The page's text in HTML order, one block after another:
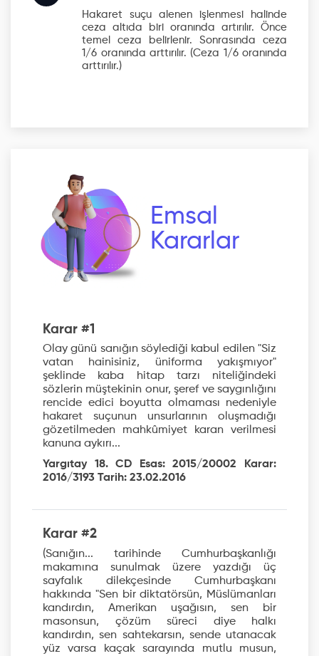
Hakaret suçu alenen işlenmesi halinde
ceza altıda biri oranında artırılır. Önce
temel ceza belirlenir. Sonrasında ceza
1/6 oranında arttırılır. (Ceza 1/6 oranında
arttırılır.)
Emsal
Kararlar
Karar #1
Olay günü sanığın söylediği kabul edilen "Siz
vatan hainisiniz, üniforma yakışmıyor"
şeklinde kaba hitap tarzı niteliğindeki
sözlerin müştekinin onur, şeref ve saygınlığını
rencide edici boyutta olmaması nedeniyle
hakaret suçunun unsurlarının oluşmadığı
gözetilmeden mahkûmiyet karan verilmesi
kanuna aykırı...
Yargıtay 18. CD Esas: 2015/20002 Karar:
2016/3193 Tarih: 23.02.2016
Karar #2
(Sanığın... tarihinde Cumhurbaşkanlığı
makamına sunulmak üzere yazdığı üç
sayfalık dilekçesinde Cumhurbaşkanı
hakkında "Sen bir diktatörsün, Müslümanları
kandırdın, Amerikan uşağısın, sen bir
masonsun, çözüm süreci diye halkı
kandırdın, sen sahtekarsın, sende utanacak
yüz varsa kaçak sarayında mutlu musun,